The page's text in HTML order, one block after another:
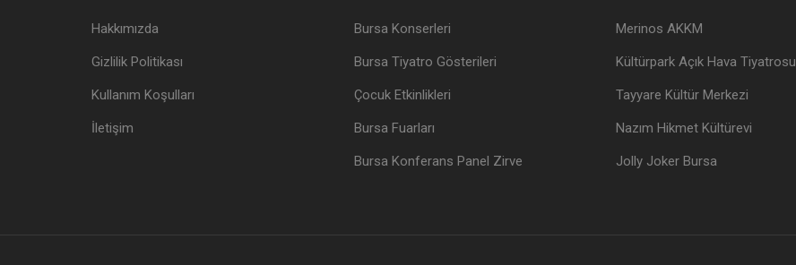
Hakkımızda
Gizlilik Politikası
Kullanım Koşulları
İletişim
Bursa Konserleri
Bursa Tiyatro Gösterileri
Çocuk Etkinlikleri
Bursa Fuarları
Bursa Konferans Panel Zirve
Merinos AKKM
Kültürpark Açık Hava Tiyatrosu
Tayyare Kültür Merkezi
Nazım Hikmet Kültürevi
Jolly Joker Bursa